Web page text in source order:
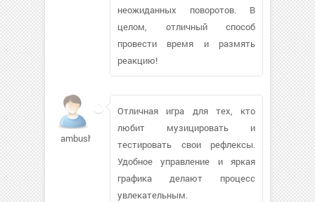
неожиданных поворотов. В
целом, отличный способ
провести время и размять
реакцию!
ambush646
Отличная игра для тех, кто
любит музицировать и
тестировать свои рефлексы.
Удобное управление и яркая
графика делают процесс
увлекательным.